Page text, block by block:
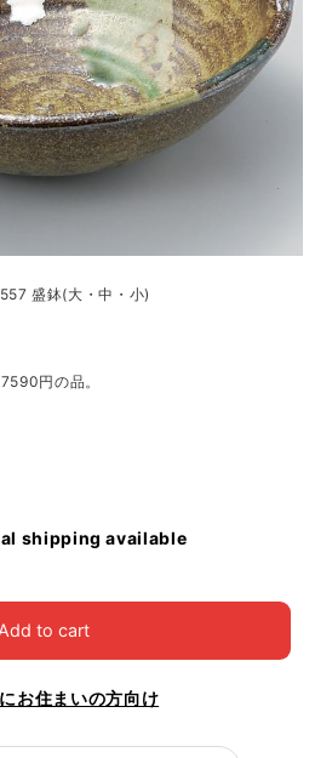
盛鉢(大・中・小)
円の品。
shipping available
Add to cart
お住まいの方向け